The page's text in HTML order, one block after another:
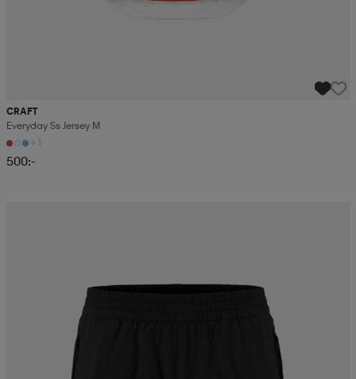
CRAFT
Everyday Ss Jersey M
+1
500:-